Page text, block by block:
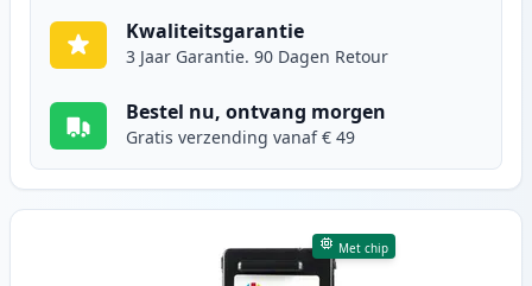
Kwaliteitsgarantie
3 Jaar Garantie. 90 Dagen Retour
Bestel nu, ontvang morgen
Gratis verzending vanaf € 49
Met chip